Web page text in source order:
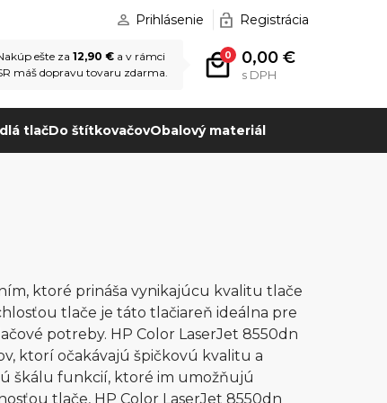
Prihlásenie Registrácia
0 0,00 €
s DPH
ešte za 12,90 € a v rámci
máš dopravu tovaru zdarma.
tlačDo štítkovačovObalový materiál
ktoré prináša vynikajúcu kvalitu tlače
tlače je táto tlačiareň ideálna pre
potreby. HP Color LaserJet 8550dn
ktorí očakávajú špičkovú kvalitu a
škálu funkcií, ktoré im umožňujú
tlače, HP Color LaserJet 8550dn